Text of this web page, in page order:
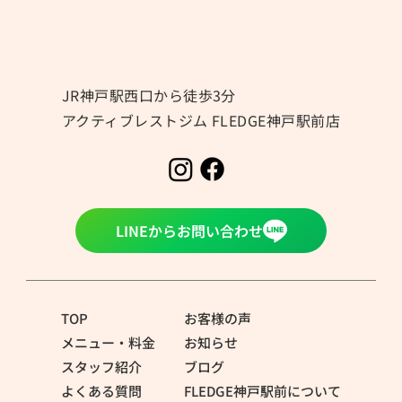
JR神戸駅西口から徒歩3分
アクティブレストジム FLEDGE神戸駅前店
LINEからお問い合わせ
TOP
メニュー・料金
スタッフ紹介
よくある質問
お客様の声
お知らせ
ブログ
FLEDGE神戸駅前について